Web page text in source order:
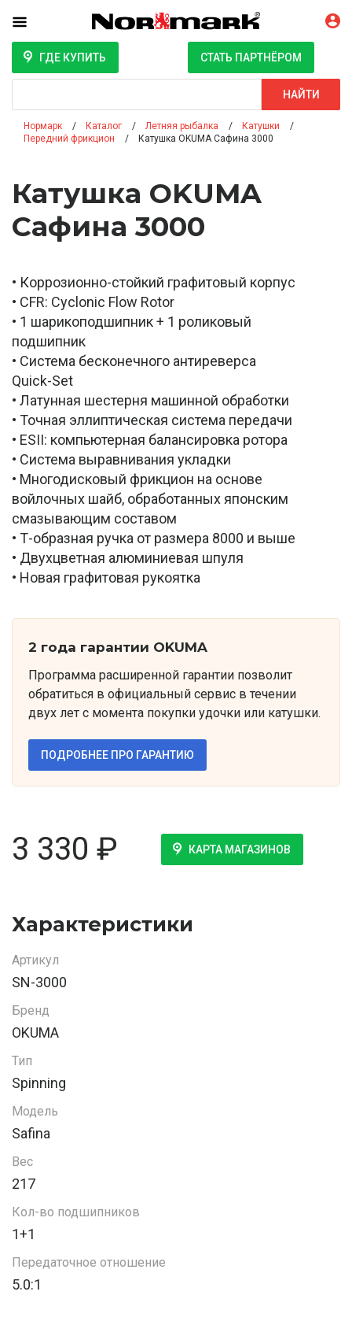
ГДЕ КУПИТЬ СТАТЬ ПАРТНЁРОМ
НАЙТИ
Нормарк Каталог Летняя рыбалка
Катушки
Передний фрикцион
Катушка OKUMA Сафина 3000
Катушка OKUMA
Сафина 3000
• Коррозионно-стойкий графитовый корпус
• CFR: Cyclonic Flow Rotor
• 1 шарикоподшипник + 1 роликовый
подшипник
• Система бесконечного антиреверса
Quick-Set
• Латунная шестерня машинной обработки
• Точная эллиптическая система передачи
• ESII: компьютерная балансировка ротора
• Система выравнивания укладки
• Многодисковый фрикцион на основе
войлочных шайб, обработанных японским
смазывающим составом
• Т-образная ручка от размера 8000 и выше
• Двухцветная алюминиевая шпуля
• Новая графитовая рукоятка
2 года гарантии OKUMA
Программа расширенной гарантии позволит
обратиться в официальный сервис в течении
двух лет с момента покупки удочки или катушки.
ПОДРОБНЕЕ ПРО ГАРАНТИЮ
3 330 ₽ КАРТА МАГАЗИНОВ
Характеристики
Артикул
SN-3000
Бренд
OKUMA
Тип
Spinning
Модель
Safina
Вес
217
Кол-во подшипников
1+1
Передаточное отношение
5.0:1